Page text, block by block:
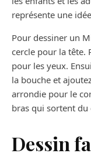
représente une
Pour dessiner un
cercle pour la tête.
pour les yeux.
la bouche et
arrondie pour le
bras qui sortent du
Dessin